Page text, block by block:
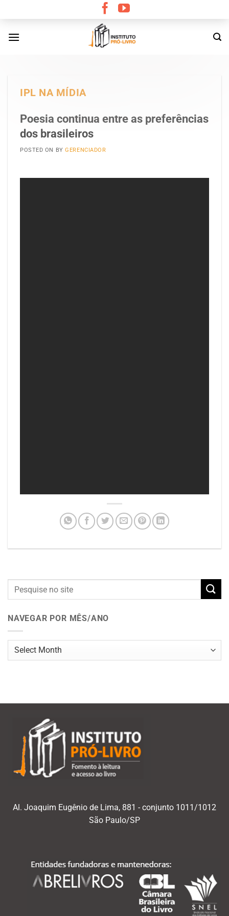
content
IPL NA MÍDIA
Poesia continua entre as preferências
dos brasileiros
POSTED ON BYGERENCIADOR
NAVEGAR POR MÊS/ANO
Navegar
Al. Joaquim Eugênio de Lima, 881 - conjunto 1011/1012
São Paulo/SP